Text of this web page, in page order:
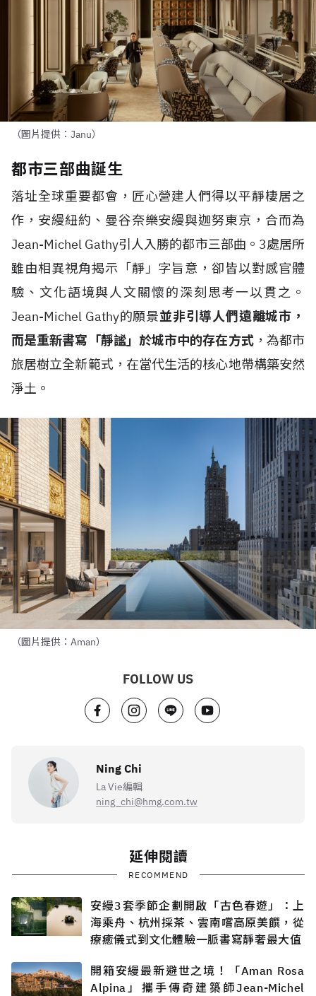
（圖片提供：Janu）
都市三部曲誕生
落址全球重要都會，匠心營建人們得以平靜棲居之
作，安縵紐約、曼谷奈樂安縵與迦努東京，合而為
Jean-Michel Gathy引人入勝的都市三部曲。3處居所
雖由相異視角揭示「靜」字旨意，卻皆以對感官體
驗、文化語境與人文關懷的深刻思考一以貫之。
Jean-Michel Gathy的願景並非引導人們遠離城市，
而是重新書寫「靜謐」於城市中的存在方式，為都市
旅居樹立全新範式，在當代生活的核心地帶構築安然
淨土。
（圖片提供：Aman）
FOLLOW US
Ning Chi
La Vie編輯
ning_chi@hmg.com.tw
延伸閱讀
RECOMMEND
安縵3套季節企劃開啟「古色春遊」：上
海乘舟、杭州採茶、雲南嚐高原美饌，從
療癒儀式到文化體驗一脈書寫靜奢最大值
開箱安縵最新避世之境！「Aman Rosa
Alpina」攜手傳奇建築師Jean-Michel